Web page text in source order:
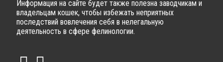
Информация на сайте будет также полезна заводчикам и
владельцам кошек, чтобы избежать неприятных
последствий вовлечения себя в нелегальную
деятельность в сфере фелинологии.